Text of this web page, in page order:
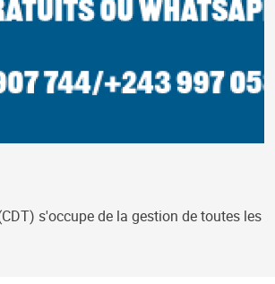
s'occupe de la gestion de toutes les